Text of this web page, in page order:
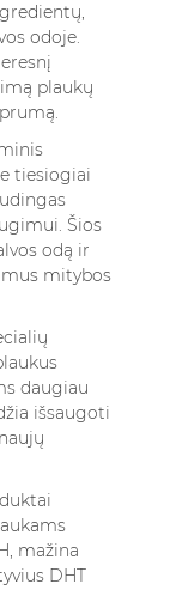
odoje.
plaukų
tiesiogiai
Šios
odą ir
mitybos
daugiau
išsaugoti
mažina
DHT